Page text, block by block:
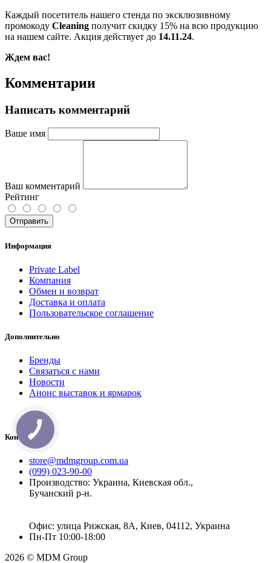
Каждый посетитель нашего стенда по эксклюзивному
промокоду Cleaning получит скидку 15% на всю продукцию
на нашем сайте. Акция действует до 14.11.24.
Ждем вас!
Комментарии
Написать комментарий
Ваше имя
Ваш комментарий
Рейтинг
Отправить
Информация
Private Label
Компания
Обмен и возврат
Доставка и оплата
Пользовательское соглашение
Дополнительно
Бренды
Связаться с нами
Новости
Анонс выставок и ярмарок
Контакты
store@mdmgroup.com.ua
(099) 023-90-00
Производство: Украина, Киевская обл.,
Бучанский р-н.
Офис: улица Рижская, 8А, Киев, 04112, Украина
Пн-Пт 10:00-18:00
2026 © MDM Group